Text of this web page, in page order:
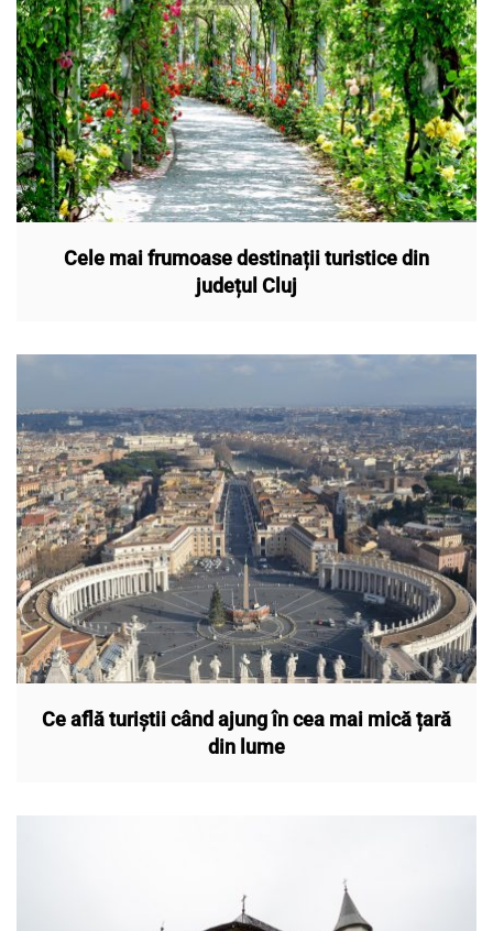
Cele mai frumoase destinații turistice din
județul Cluj
Ce află turiștii când ajung în cea mai mică țară
din lume